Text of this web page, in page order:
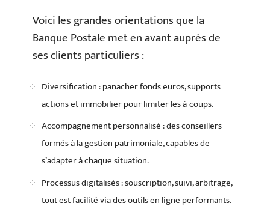
Voici les grandes orientations que la
Banque Postale met en avant auprès de
ses clients particuliers :
Diversification : panacher fonds euros, supports
actions et immobilier pour limiter les à-coups.
Accompagnement personnalisé : des conseillers
formés à la gestion patrimoniale, capables de
s’adapter à chaque situation.
Processus digitalisés : souscription, suivi, arbitrage,
tout est facilité via des outils en ligne performants.